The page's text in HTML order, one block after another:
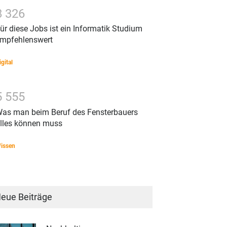
326
diese Jobs ist ein Informatik Studium
555
man beim Beruf des Fensterbauers
können muss
Beiträge